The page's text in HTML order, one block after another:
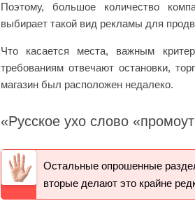
Поэтому, большое количество
выбирает такой вид рекламы для
Что касается места, важным
требованиям отвечают остановки,
магазин был расположен недалеко.
«Русское ухо слово
Остальные опрошенные
вторые делают это крайне